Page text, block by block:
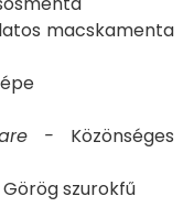
macskamenta
- Közönséges
szurokfű